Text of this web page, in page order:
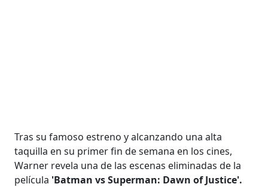
Tras su famoso estreno y alcanzando una alta
taquilla en su primer fin de semana en los cines,
Warner revela una de las escenas eliminadas de la
película 'Batman vs Superman: Dawn of Justice'.